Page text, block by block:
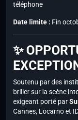
téléphone
Date limite : Fin
✨
Soutenu par des
briller sur la scène
exigeant porté par
Cannes, Locarno et